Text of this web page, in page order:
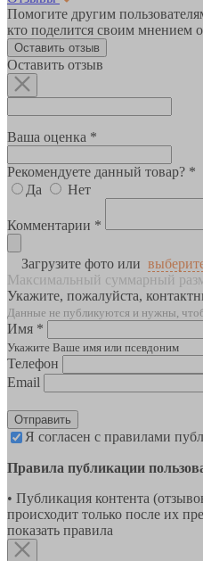
Помогите другим
кто поделится своим мнением
Оставить отзыв
Оставить отзыв
Ваша оценка *
Рекомендуете данный товар? *
Да
Нет
Комментарии *
Загрузите фото или
Максимальный суммарный
Укажите, пожалуйста,
Данные не публикуются и нужны,
Имя *
Укажите Ваше имя или псевдоним
Телефон
Email
Отправить
Я согласен с правилами
Правила публикации
• Публикация контента
происходит только после их
показать правила